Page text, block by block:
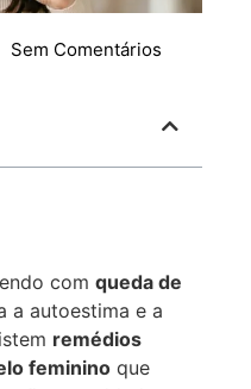
Sem Comentários
com queda de
a autoestima e a
remédios
feminino que